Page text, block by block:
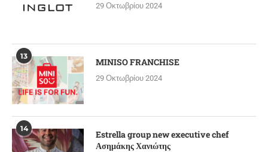
29 Οκτωβρίου 2024
13 MINISO FRANCHISE
29 Οκτωβρίου 2024
14
Estrella group new executive chef
Ασημάκης Χανιώτης